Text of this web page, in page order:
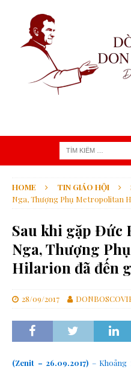
HOME TIN GIÁO HỘI
Nga, Thượng Phụ Metropolitan
Sau khi gặp Đức
Nga, Thượng
Hilarion đã đến
28/09/2017
(Zenit – 26.09.2017) – Khoảng